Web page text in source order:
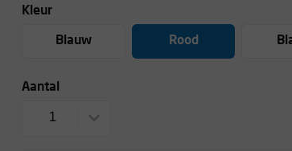
Kleur
Blauw Rood
Aantal
1